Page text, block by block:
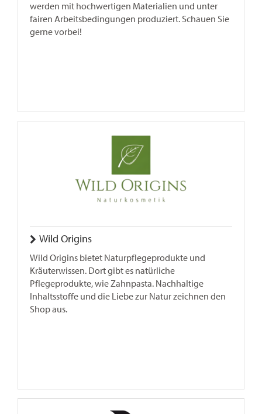
werden mit hochwertigen Materialien und unter
fairen Arbeitsbedingungen produziert. Schauen Sie
gerne vorbei!
Wild Origins
Wild Origins bietet Naturpflegeprodukte und
Kräuterwissen. Dort gibt es natürliche
Pflegeprodukte, wie Zahnpasta. Nachhaltige
Inhaltsstoffe und die Liebe zur Natur zeichnen den
Shop aus.